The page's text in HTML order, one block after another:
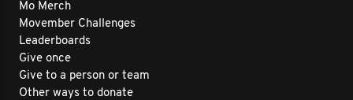
Mo Merch
Movember Challenges
Leaderboards
Give once
Give to a person or team
Other ways to donate